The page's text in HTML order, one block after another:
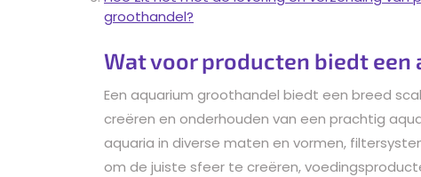
groothandel?
Wat voor producten biedt een
Een aquarium groothandel biedt een breed
creëren en onderhouden van een prachtig
aquaria in diverse maten en vormen,
om de juiste sfeer te creëren,